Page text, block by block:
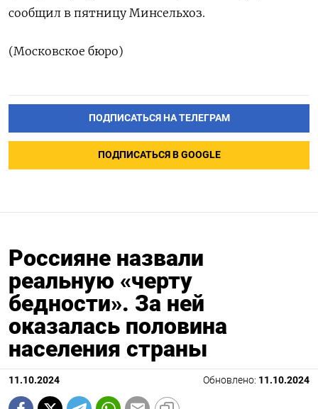
сообщил в пятницу Минсельхоз.
(Московское бюро)
ПОДПИСАТЬСЯ НА ТЕЛЕГРАМ
ПОДПИСАТЬСЯ В GOOGLE
Россияне назвали
реальную «черту
бедности». За ней
оказалась половина
населения страны
11.10.2024 Обновлено: 11.10.2024